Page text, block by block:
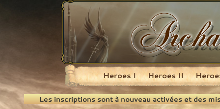
Recherche
Heroes I Heroes II
Les inscriptions sont à nouveau activées et des